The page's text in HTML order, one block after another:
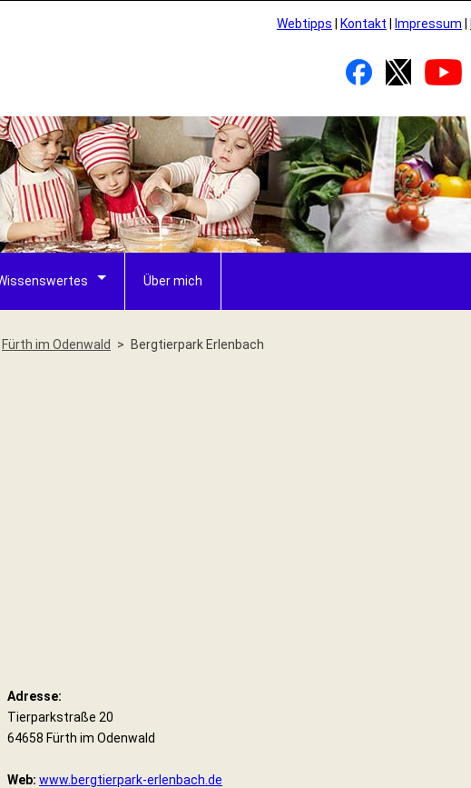
Webtipps Kontakt Impressum
Über mich
Fürth im Odenwald Bergtierpark Erlenbach
Adresse:
Tierparkstraße 20
64658 Fürth im Odenwald
Web: www.bergtierpark-erlenbach.de